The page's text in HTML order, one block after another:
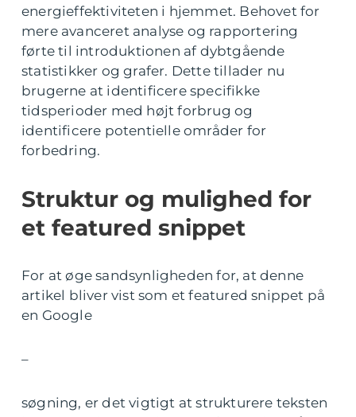
energieffektiviteten i hjemmet. Behovet for
mere avanceret analyse og rapportering
førte til introduktionen af dybtgående
statistikker og grafer. Dette tillader nu
brugerne at identificere specifikke
tidsperioder med højt forbrug og
identificere potentielle områder for
forbedring.
Struktur og mulighed for
et featured snippet
For at øge sandsynligheden for, at denne
artikel bliver vist som et featured snippet på
en Google
–
søgning, er det vigtigt at strukturere teksten